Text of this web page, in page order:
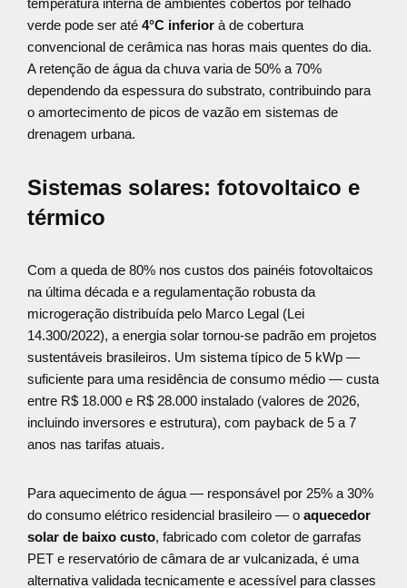
temperatura interna de ambientes cobertos por telhado
verde pode ser até 4°C inferior à de cobertura
convencional de cerâmica nas horas mais quentes do dia.
A retenção de água da chuva varia de 50% a 70%
dependendo da espessura do substrato, contribuindo para
o amortecimento de picos de vazão em sistemas de
drenagem urbana.
Sistemas solares: fotovoltaico e
térmico
Com a queda de 80% nos custos dos painéis fotovoltaicos
na última década e a regulamentação robusta da
microgeração distribuída pelo Marco Legal (Lei
14.300/2022), a energia solar tornou-se padrão em projetos
sustentáveis brasileiros. Um sistema típico de 5 kWp —
suficiente para uma residência de consumo médio — custa
entre R$ 18.000 e R$ 28.000 instalado (valores de 2026,
incluindo inversores e estrutura), com payback de 5 a 7
anos nas tarifas atuais.
Para aquecimento de água — responsável por 25% a 30%
do consumo elétrico residencial brasileiro — o aquecedor
solar de baixo custo, fabricado com coletor de garrafas
PET e reservatório de câmara de ar vulcanizada, é uma
alternativa validada tecnicamente e acessível para classes